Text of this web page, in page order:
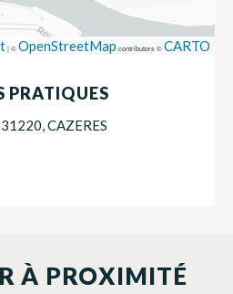
|©OpenStreetMap contributors ©CARTO
PRATIQUES
CAZERES
À PROXIMITÉ